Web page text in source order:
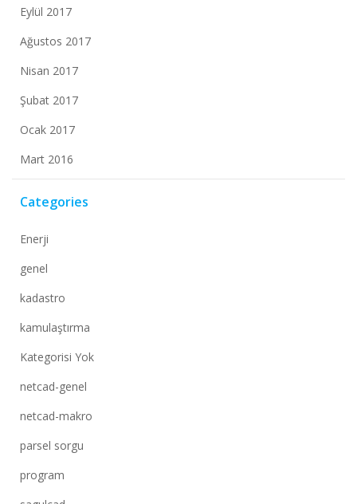
Eylül 2017
Ağustos 2017
Nisan 2017
Şubat 2017
Ocak 2017
Mart 2016
Categories
Enerji
genel
kadastro
kamulaştırma
Kategorisi Yok
netcad-genel
netcad-makro
parsel sorgu
program